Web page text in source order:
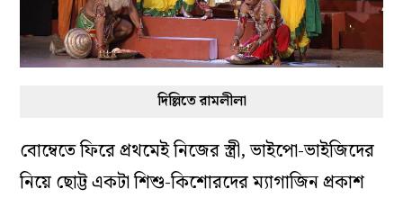
দিল্লিতে রামলীলা
বোম্বেতে ফিরে প্রথমেই নিজের স্ত্রী, ভাইপো-ভাইজিদের
নিয়ে ছোট্ট একটা শিশু-কিশোরদের ম্যাগাজিন প্রকাশ